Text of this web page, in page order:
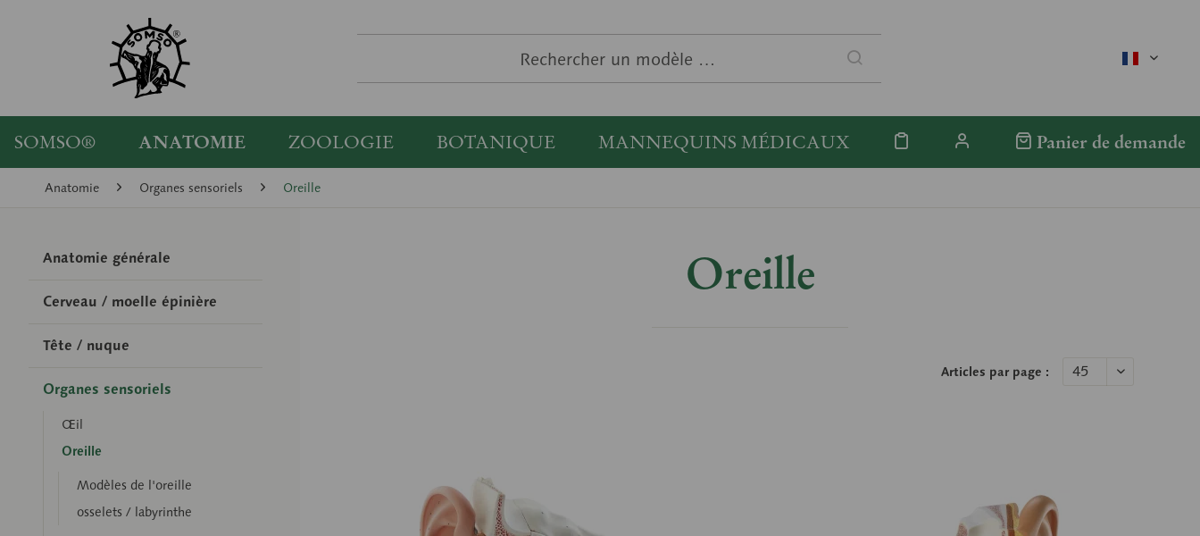
SOMSO® ANATOMIE ZOOLOGIE BOTANIQUE MANNEQUINS MÉDICAUX Panier de demande
Anatomie Organes sensoriels Oreille
Anatomie générale
Cerveau / moelle épinière
Tête / nuque
Organes sensoriels
Œil
Oreille
Modèles de l'oreille
osselets / labyrinthe
Oreille
Articles par page :